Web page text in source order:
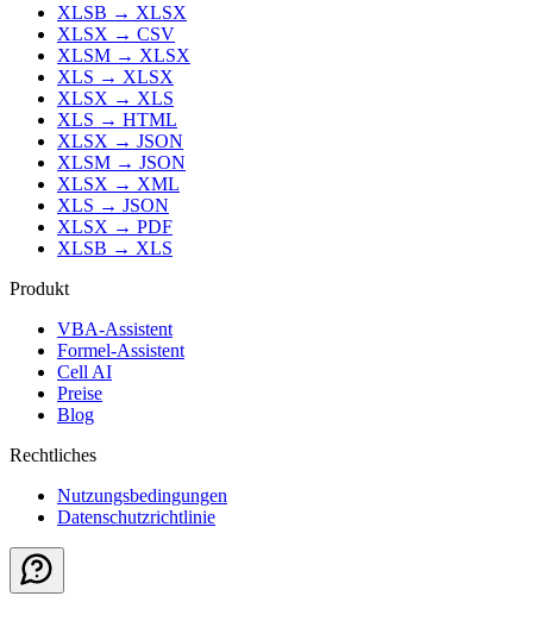
XLSB → XLSX
XLSX → CSV
XLSM → XLSX
XLS → XLSX
XLSX → XLS
XLS → HTML
XLSX → JSON
XLSM → JSON
XLSX → XML
XLS → JSON
XLSX → PDF
XLSB → XLS
Produkt
VBA-Assistent
Formel-Assistent
Cell AI
Preise
Blog
Rechtliches
Nutzungsbedingungen
Datenschutzrichtlinie